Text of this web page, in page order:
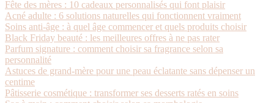
Fête des mères : 10 cadeaux personnalisés qui font plaisir
Acné adulte : 6 solutions naturelles qui fonctionnent vraiment
Soins anti-âge : à quel âge commencer et quels produits choisir
Black Friday beauté : les meilleures offres à ne pas rater
Parfum signature : comment choisir sa fragrance selon sa
personnalité
Astuces de grand-mère pour une peau éclatante sans dépenser un
centime
Pâtisserie cosmétique : transformer ses desserts ratés en soins